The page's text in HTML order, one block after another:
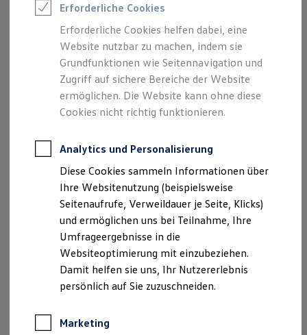
Elektroauto Leasing
Kleinwagen-Leasing
Leasing ohne Anzahlung
Finanzierung
Autokredit mit Schlussrate
Versicherungen und Garantien
Kfz-Versicherung
Restschuldversicherungen
Garantien
Professional Class bei Volkswagen
Behörden
Direktkunden
Sonderfahrzeuge
Anpfiff zum Gewinn
Elektromobilität
Elektroautos
ID. Tutorials
Elektrofahrzeugkonzepte
ID. EVERY1
Reichweite
Rekuperation
Impressum
Datenschutzerklärung
Nutzung von Terminbuchung Online
Impressum
asw.AUTOMOBILE GmbH & Co. KG
Heilbronner Straße 69
74172 Neckarsulm
Tel.: 07132 389-5
Fax: 07132 389-189
E-Mail:info@asw-automobile.de
Registergericht: Amtsgericht Stuttgart
Registernummer: HRA 103987
Erforderliche Cookies
Erforderliche Cookies helfen dabei, eine
Website nutzbar zu machen, indem sie
Grundfunktionen wie Seitennavigation und
Zugriff auf sichere Bereiche der Website
ermöglichen. Die Website kann ohne diese
Cookies nicht richtig funktionieren.
Analytics und Personalisierung
Diese Cookies sammeln Informationen über
Ihre Websitenutzung (beispielsweise
Seitenaufrufe, Verweildauer je Seite, Klicks)
und ermöglichen uns bei Teilnahme, Ihre
Umfrageergebnisse in die
Websiteoptimierung mit einzubeziehen.
Damit helfen sie uns, Ihr Nutzererlebnis
persönlich auf Sie zuzuschneiden.
Marketing